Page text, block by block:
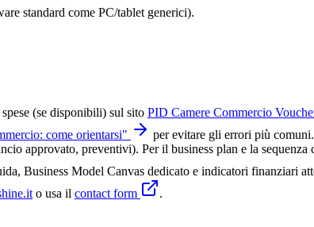
standard come PC/tablet generici).
(se disponibili) sul sito PID Camere Commercio
come orientarsi"
per evitare gli errori più comuni.
approvato, preventivi). Per il business plan e la
Business Model Canvas dedicato e indicatori finanziari
o usa il contact form
.